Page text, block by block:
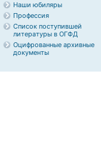
Наши юбиляры
Профессия
Список поступившей
литературы в ОГФД
Оцифрованные архивные
документы